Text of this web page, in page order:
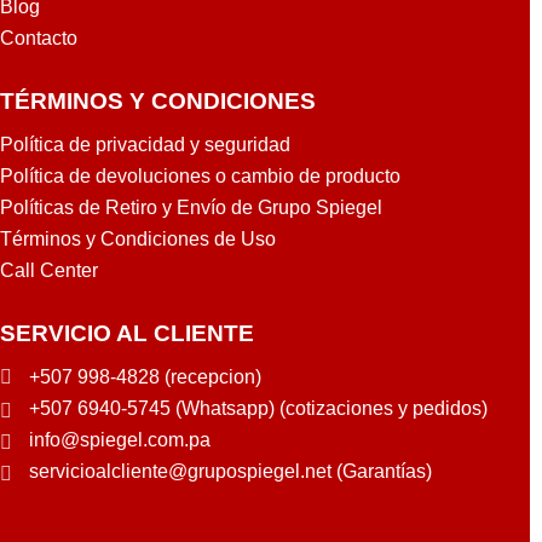
Blog
Contacto
TÉRMINOS Y CONDICIONES
Política de privacidad y seguridad
Política de devoluciones o cambio de producto
Políticas de Retiro y Envío de Grupo Spiegel
Términos y Condiciones de Uso
Call Center
SERVICIO AL CLIENTE
+507 998-4828 (recepcion)
+507 6940-5745 (Whatsapp) (cotizaciones y pedidos)
info@spiegel.com.pa
servicioalcliente@grupospiegel.net (Garantías)